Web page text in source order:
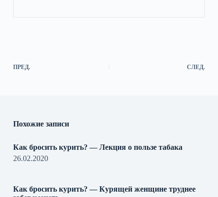
ПРЕД. СЛЕД.
Похожие записи
Как бросить курить? — Лекция о пользе табака
26.02.2020
Как бросить курить? — Курящей женщине труднее